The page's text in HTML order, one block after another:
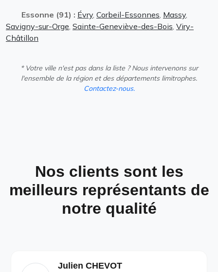
Essonne (91) : Évry Corbeil-Essonnes Massy
Savigny-sur-Orge Sainte-Geneviève-des-Bois Viry-
Châtillon
* Votre ville n'est pas dans la liste ? Nous intervenons sur
l'ensemble de la région et des départements limitrophes.
Contactez-nous.
Nos clients sont les
meilleurs représentants de
notre qualité
Julien CHEVOT